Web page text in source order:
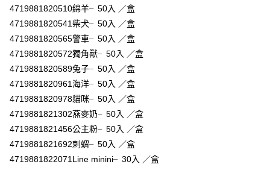
２．便利：只要手機號碼，簡訊認證，即可結帳。
【「AFTEE先享後付」結帳流程】
１．於結帳方式選擇「AFTEE先享後付」後，將跳轉至「AFTEE先享後付」
結帳頁面，進行簡訊認證並確認金額後，即可完成結帳。
２．訂單成立數日內，您將收到繳費通知簡訊。
３．收到繳費通知簡訊後14天內，點擊此簡訊中的連結，可透過四大超商／
ATM／網路銀行／等多元方式進行付款，方視為交易完成。
※ 請注意：結帳手續完成當下不需立刻繳費，但若您需要取消訂單，請聯絡
購買商品的店家。未經商家同意取消之訂單仍視為有效，需透過AFTEE先享
後付繳納相關費用。
是否繳費成功／繳費後需取消欲退款等相關疑問，請聯繫「AFTEE先享後付
客戶支援中心」https://netprotections.freshdesk.com/support/home
全家取貨付款
每筆NT$60，滿NT$590(含以上)免運費
付款後全家取貨
每筆NT$60，滿NT$590(含以上)免運費
7-11取貨付款
每筆NT$60，滿NT$590(含以上)免運費
每筆NT$60，滿NT$590(含以上)免運費
4719881820510綿羊╴50入 ／盒
4719881820541柴犬╴50入 ／盒
4719881820565警車╴50入 ／盒
4719881820572獨角獸╴50入 ／盒
4719881820589兔子╴50入 ／盒
4719881820961海洋╴50入 ／盒
4719881820978貓咪╴50入 ／盒
4719881821302燕麥奶╴50入 ／盒
4719881821456公主粉╴50入 ／盒
4719881821692刺蝟╴50入 ／盒
4719881822071Line minini╴30入 ／盒